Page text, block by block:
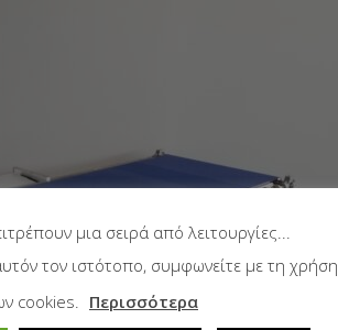
μια σειρά από λειτουργίες...
τον ιστότοπο, συμφωνείτε με τη χρήση
cookies. Περισσότερα